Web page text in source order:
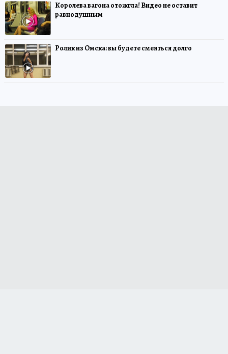
Королева вагона отожгла! Видео не оставит
равнодушным
Ролик из Омска: вы будете смеяться долго